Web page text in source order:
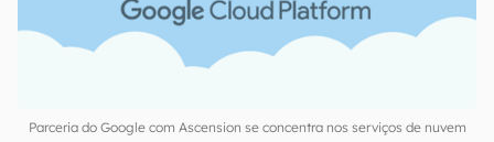
Parceria do Google com Ascension se concentra nos serviços de nuvem